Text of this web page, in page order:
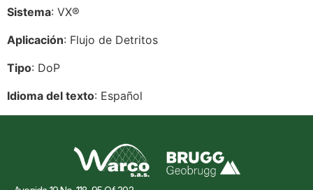
Sistema: VX®
Aplicación: Flujo de Detritos
Tipo: DoP
Idioma del texto: Español